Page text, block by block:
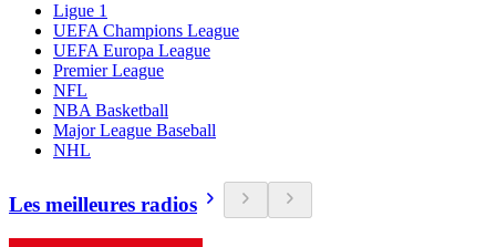
Ligue 1
UEFA Champions League
UEFA Europa League
Premier League
NFL
NBA Basketball
Major League Baseball
NHL
Les meilleures radios